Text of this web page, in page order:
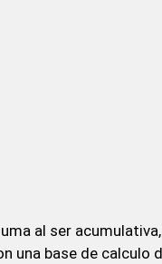
al ser
una base de calculo